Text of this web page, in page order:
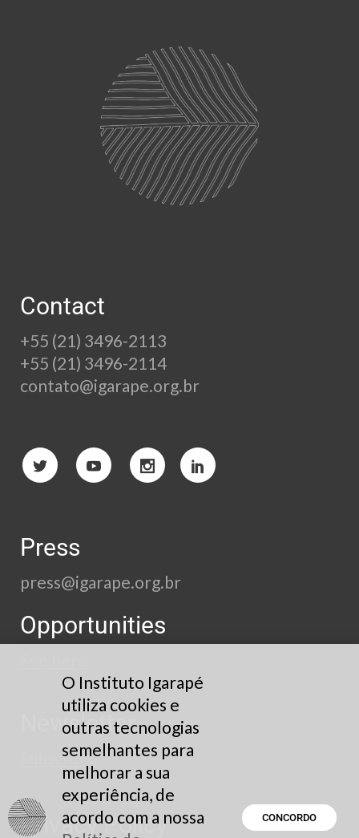
Contact
+55 (21) 3496-2113
+55 (21) 3496-2114
contato@igarape.org.br
Press
press@igarape.org.br
Opportunities
Newsletter
Subscribe
Privacy Policy
O Instituto Igarapé
utiliza cookies e
outras tecnologias
semelhantes para
melhorar a sua
experiência, de
acordo com a nossa
CONCORDO